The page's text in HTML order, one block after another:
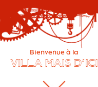
Bienvenue à la
VILLA MAIS D’ICI